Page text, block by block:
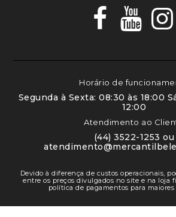
Horário de
Segunda à Sexta: 08:30 às 18:00
12:00
Atendimento ao
(44) 3522-1253 ou
Devido à diferença de custos operacionais,
entre os preços divulgados no site e na loja
política de pagamentos para